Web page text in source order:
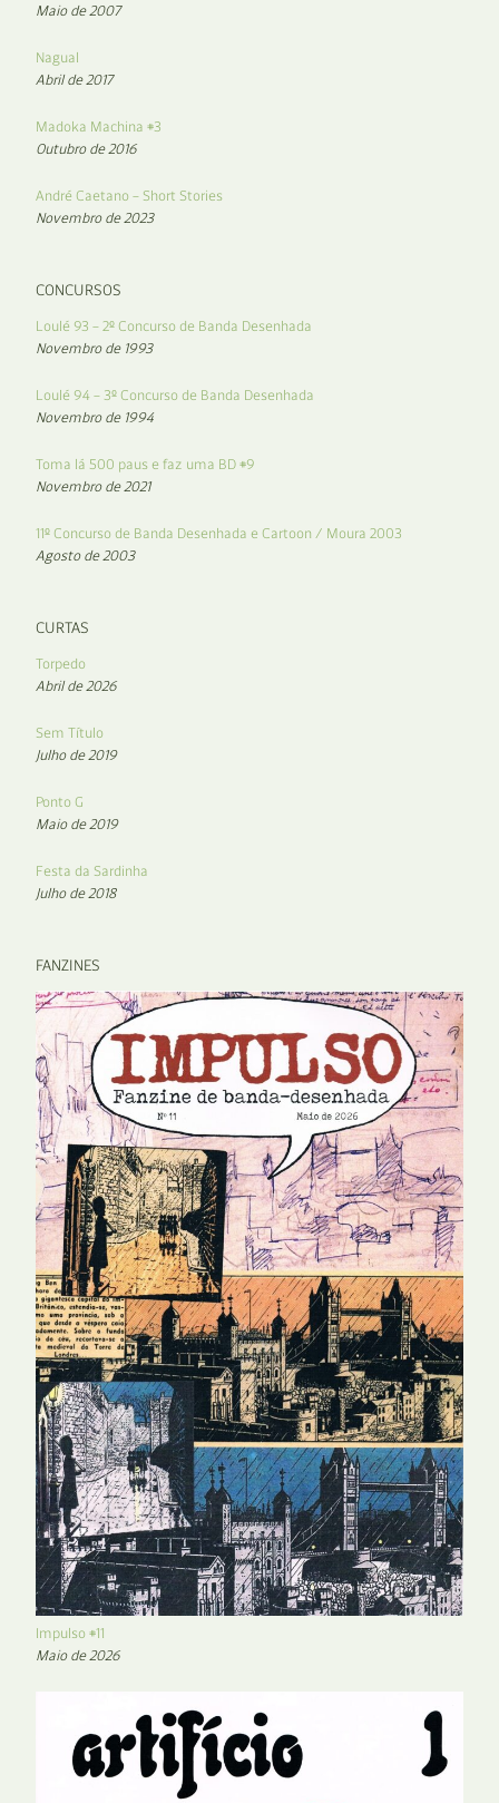
Maio de 2007
Nagual
Abril de 2017
Madoka Machina #3
Outubro de 2016
André Caetano – Short Stories
Novembro de 2023
CONCURSOS
Loulé 93 – 2º Concurso de Banda Desenhada
Novembro de 1993
Loulé 94 – 3º Concurso de Banda Desenhada
Novembro de 1994
Toma lá 500 paus e faz uma BD #9
Novembro de 2021
11º Concurso de Banda Desenhada e Cartoon / Moura 2003
Agosto de 2003
CURTAS
Torpedo
Abril de 2026
Sem Título
Julho de 2019
Ponto G
Maio de 2019
Festa da Sardinha
Julho de 2018
FANZINES
Impulso #11
Maio de 2026